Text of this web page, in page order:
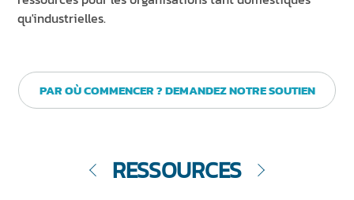
qu'industrielles.
PAR OÙ COMMENCER ? DEMANDEZ NOTRE SOUTIEN
RESSOURCES